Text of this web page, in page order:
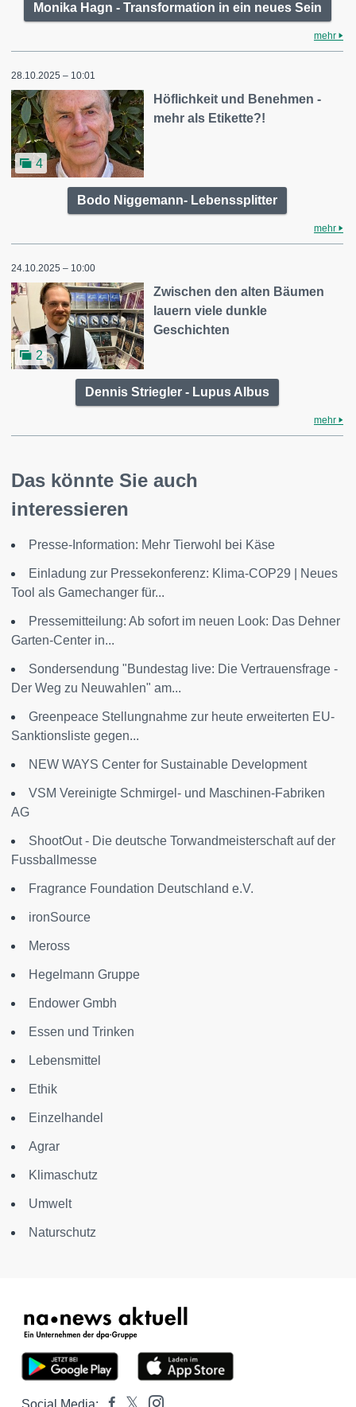
Monika Hagn - Transformation in ein neues Sein
mehr
28.10.2025 – 10:01
4
Höflichkeit und Benehmen -
mehr als Etikette?!
Bodo Niggemann- Lebenssplitter
mehr
24.10.2025 – 10:00
2
Zwischen den alten Bäumen
lauern viele dunkle
Geschichten
Dennis Striegler - Lupus Albus
mehr
Das könnte Sie auch
interessieren
Presse-Information: Mehr Tierwohl bei Käse
Einladung zur Pressekonferenz: Klima-COP29 | Neues
Tool als Gamechanger für...
Pressemitteilung: Ab sofort im neuen Look: Das Dehner
Garten-Center in...
Sondersendung "Bundestag live: Die Vertrauensfrage -
Der Weg zu Neuwahlen" am...
Greenpeace Stellungnahme zur heute erweiterten EU-
Sanktionsliste gegen...
NEW WAYS Center for Sustainable Development
VSM Vereinigte Schmirgel- und Maschinen-Fabriken
AG
ShootOut - Die deutsche Torwandmeisterschaft auf der
Fussballmesse
Fragrance Foundation Deutschland e.V.
ironSource
Meross
Hegelmann Gruppe
Endower Gmbh
Essen und Trinken
Lebensmittel
Ethik
Einzelhandel
Agrar
Klimaschutz
Umwelt
Naturschutz